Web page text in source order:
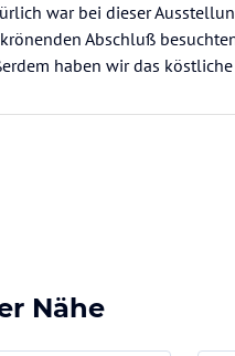
war bei dieser
Abschluß
haben wir das
Nähe